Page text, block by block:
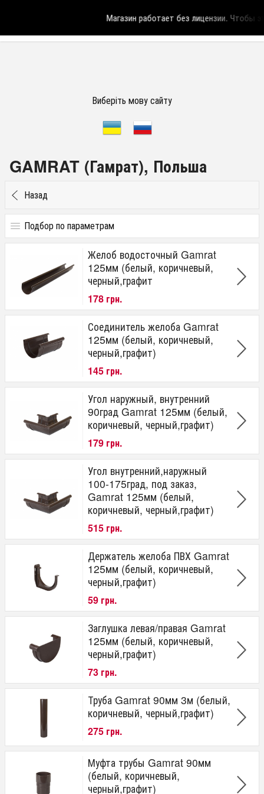
Магазин работает без лицензии.Чтобы
Виберіть мову сайту
GAMRAT (Гамрат), Польша
Назад
Подбор по параметрам
Цена
до
Наименование
Желоб
Соединитель желоба
Материал
Пластик
Диаметр желоба
125 мм
Диаметр трубы
90 мм
Gamrat
Страна производитель
20 лет
Желоб водосточный Gamrat
125мм (белый, коричневый,
черный,графит
178 грн.
Соединитель желоба Gamrat
125мм (белый, коричневый,
черный,графит)
145 грн.
Угол наружный, внутренний
90град Gamrat 125мм (белый,
коричневый, черный,графит)
179 грн.
Угол внутренний,наружный
100-175град, под заказ,
Gamrat 125мм (белый,
коричневый, черный,графит)
515 грн.
Держатель желоба ПВХ Gamrat
125мм (белый, коричневый,
черный,графит)
59 грн.
Заглушка левая/правая Gamrat
125мм (белый, коричневый,
черный,графит)
73 грн.
Труба Gamrat 90мм 3м (белый,
коричневый, черный,графит)
275 грн.
Муфта трубы Gamrat 90мм
(белый, коричневый,
черный,графит)